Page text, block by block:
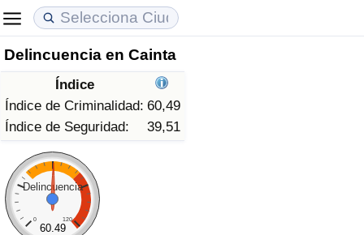
Delincuencia en Cainta
Índice
Índice de Criminalidad: 60,49
Índice de Seguridad:
39,51
Delincuencia
0 120
60.49
Coste de vida
Índice de Costo de Vida (Actual)
Índice de Costo de Vida
Índice de costo de vida por país
en aqaba
Precios de las propiedades
Índice de Precios de Inmuebles (Actual)
Índice de Precios de Inmuebles
Índice de Precios de Inmuebles por País
Calidad de Vida
Índice de Calidad de Vida
Índice de Calidad de Vida (Actual)
Índice de calidad de vida por país
Delincuencia